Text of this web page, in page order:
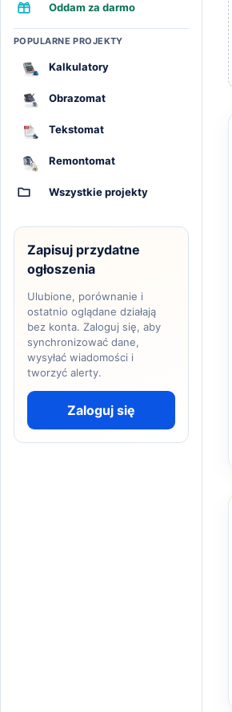
Oddam za darmo
POPULARNE PROJEKTY
Kalkulatory
Obrazomat
Tekstomat
Remontomat
Wszystkie projekty
Zapisuj przydatne
ogłoszenia
Ulubione, porównanie i
ostatnio oglądane działają
bez konta. Zaloguj się, aby
synchronizować dane,
wysyłać wiadomości i
tworzyć alerty.
Zaloguj się